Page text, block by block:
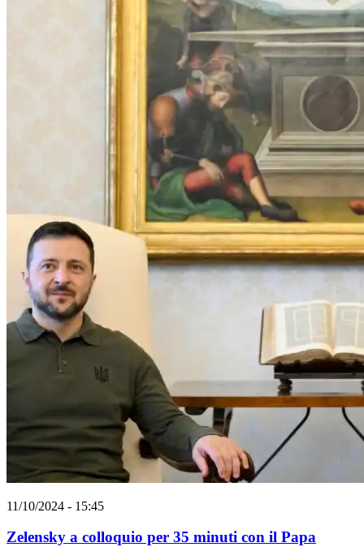
11/10/2024 - 15:45
Zelensky a colloquio per 35 minuti con il Papa